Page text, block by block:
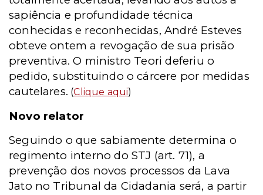
sapiência e profundidade técnica
conhecidas e reconhecidas, André Esteves
obteve ontem a revogação de sua prisão
preventiva. O ministro Teori deferiu o
pedido, substituindo o cárcere por medidas
cautelares. (Clique aqui)
Novo relator
Seguindo o que sabiamente determina o
regimento interno do STJ (art. 71), a
prevenção dos novos processos da Lava
Jato no Tribunal da Cidadania será, a partir